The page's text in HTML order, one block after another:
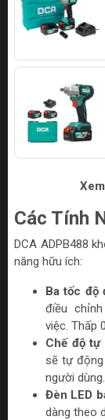
Các Tính
DCA ADPB488
năng hữu ích:
Ba tốc độ
điều
việc. Thấp
Chế độ tự
sẽ tự
người dùng.
Đèn LED
dàng theo